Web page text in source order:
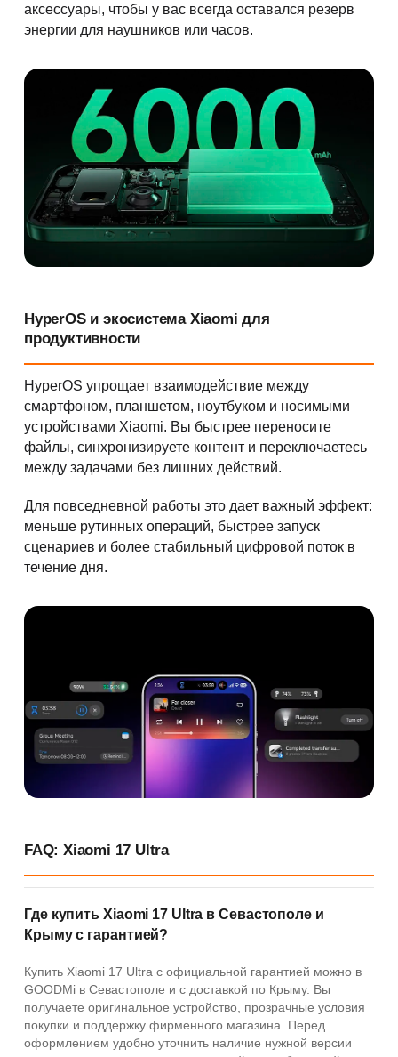
аксессуары, чтобы у вас всегда оставался резерв
энергии для наушников или часов.
HyperOS и экосистема Xiaomi для
продуктивности
HyperOS упрощает взаимодействие между
смартфоном, планшетом, ноутбуком и носимыми
устройствами Xiaomi. Вы быстрее переносите
файлы, синхронизируете контент и переключаетесь
между задачами без лишних действий.
Для повседневной работы это дает важный эффект:
меньше рутинных операций, быстрее запуск
сценариев и более стабильный цифровой поток в
течение дня.
FAQ: Xiaomi 17 Ultra
Где купить Xiaomi 17 Ultra в Севастополе и
Крыму с гарантией?
Купить Xiaomi 17 Ultra с официальной гарантией можно в
GOODMi в Севастополе и с доставкой по Крыму. Вы
получаете оригинальное устройство, прозрачные условия
покупки и поддержку фирменного магазина. Перед
оформлением удобно уточнить наличие нужной версии